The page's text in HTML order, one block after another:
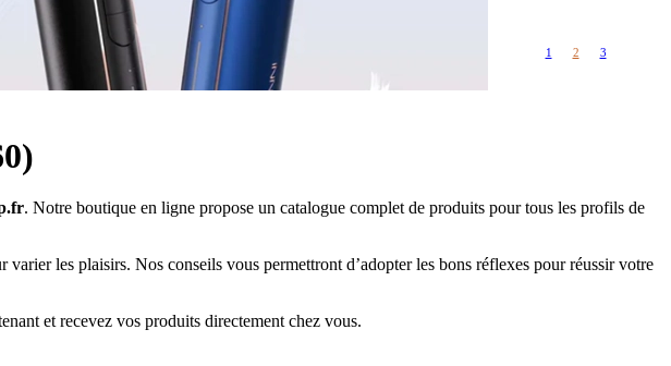
GRANDS FORMATS
50ml
PETITS FORMATS
RBA Reconstructible
rechange
1 2 3
. Notre boutique en ligne propose un catalogue complet de produits pour tous les profils de
les plaisirs. Nos conseils vous permettront d’adopter les bons réflexes pour réussir votre
et recevez vos produits directement chez vous.